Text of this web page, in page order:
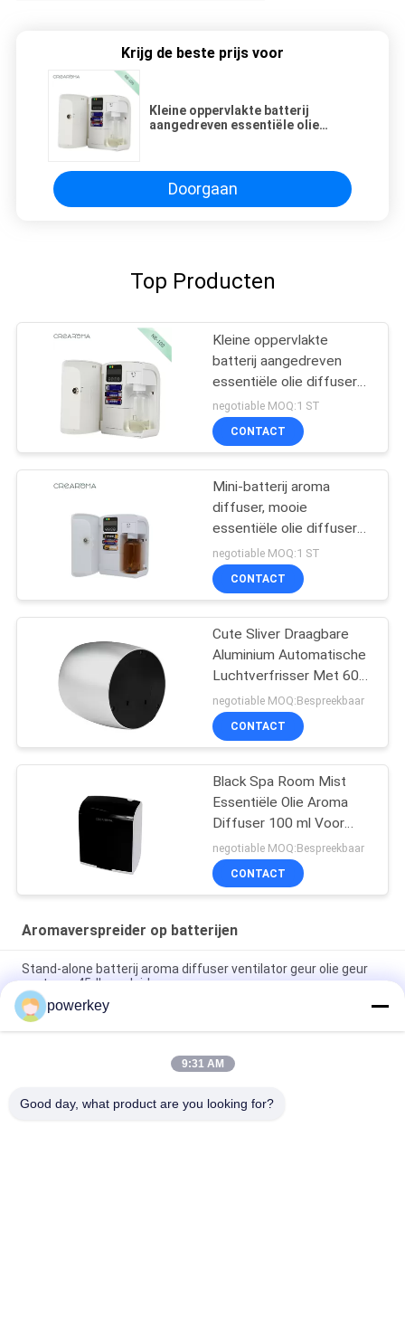
Krijg de beste prijs voor
Kleine oppervlakte batterij
aangedreven essentiële olie
Doorgaan
Top Producten
Kleine oppervlakte
batterij aangedreven
essentiële olie diffuser
PP Materail voor
hotelkamer
negotiable MOQ:1 ST
CONTACT
Mini-batterij aroma
diffuser, mooie
essentiële olie diffuser
100 ml capaciteit
negotiable MOQ:1 ST
CONTACT
Cute Sliver Draagbare
Aluminium Automatische
Luchtverfrisser Met 60
ml Glasfles
negotiable MOQ:Bespreekbaar
CONTACT
Black Spa Room Mist
Essentiële Olie Aroma
Diffuser 100 ml Voor
Aroma Marketing
negotiable MOQ:Bespreekbaar
CONTACT
Aromaverspreider op batterijen
Stand-alone batterij aroma diffuser ventilator geur olie geur
systeem 45dba geluid
Meester Slaapkamer Batterij bediende Aromatherapie
Diffuser Geur Nebulizer
Aroma Luchtreinigers Essentiële olie Diffuser
powerkey
9:31 AM
Good day, what product are you looking for?